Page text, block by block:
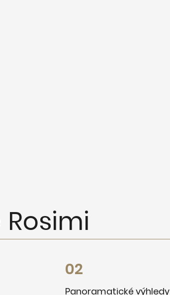
Rosimi
02
Panoramatické výhledy